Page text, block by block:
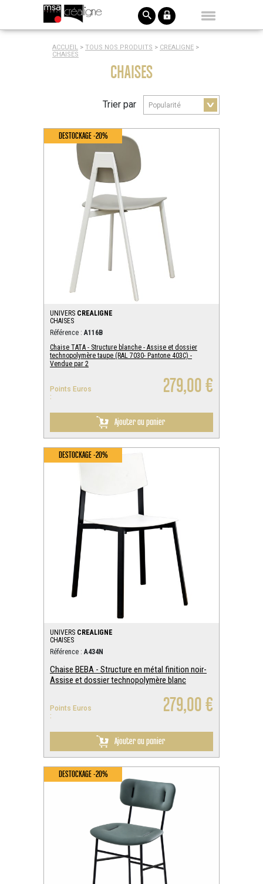
ACCUEIL > TOUS NOS PRODUITS > CREALIGNE >
CHAISES
CHAISES
Trier par
DESTOCKAGE -20%
UNIVERS CREALIGNE
CHAISES
Référence :A116B
Chaise TATA - Structure blanche - Assise et dossier
technopolymère taupe (RAL 7030- Pantone 403C) -
Vendue par 2
Points Euros
:
279,00 €
Ajouter au panier
DESTOCKAGE -20%
UNIVERS CREALIGNE
CHAISES
Référence :A434N
Chaise BEBA - Structure en métal finition noir-
Assise et dossier technopolymère blanc
Points Euros
:
279,00 €
Ajouter au panier
DESTOCKAGE -20%